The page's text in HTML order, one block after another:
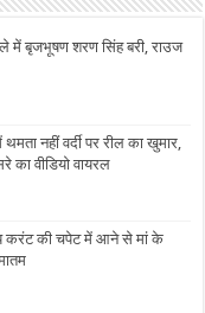
में बृजभूषण शरण सिंह बरी, राउज
नहीं वर्दी पर रील का खुमार,
का वीडियो वायरल
करंट की चपेट में आने से मां के